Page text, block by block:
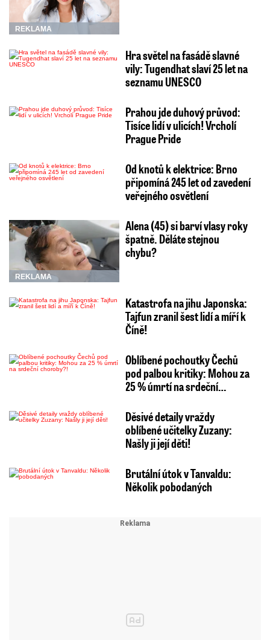
REKLAMA
Hra světel na fasádě slavné
vily: Tugendhat slaví 25 let na
seznamu UNESCO
Prahou jde duhový průvod:
Tisíce lidí v ulicích! Vrcholí
Prague Pride
Od knotů k elektrice: Brno
připomíná 245 let od zavedení
veřejného osvětlení
REKLAMA
Alena (45) si barví vlasy roky
špatně. Děláte stejnou
chybu?
Katastrofa na jihu Japonska:
Tajfun zranil šest lidí a míří k
Číně!
Oblíbené pochoutky Čechů
pod palbou kritiky: Mohou za
25 % úmrtí na srdeční…
Děsivé detaily vraždy
oblíbené učitelky Zuzany:
Našly ji její děti!
Brutální útok v Tanvaldu:
Několik pobodaných